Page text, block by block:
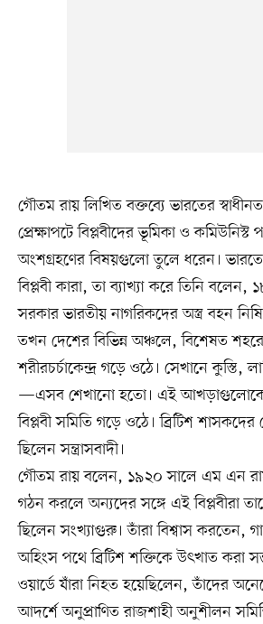
গৌতম রায় লিখিত বক্তব্যে ভারতের
প্রেক্ষাপটে বিপ্লবীদের ভূমিকা ও কমিউনিস্ট
অংশগ্রহণের বিষয়গুলো তুলে ধরেন। ভারতের
বিপ্লবী কারা, তা ব্যাখ্যা করে তিনি বলেন,
সরকার ভারতীয় নাগরিকদের অস্ত্র বহন
তখন দেশের বিভিন্ন অঞ্চলে, বিশেষত
শরীরচর্চাকেন্দ্র গড়ে ওঠে। সেখানে কুস্তি,
—এসব শেখানো হতো। এই আখড়াগুলোকে
বিপ্লবী সমিতি গড়ে ওঠে। ব্রিটিশ শাসকদের
ছিলেন সন্ত্রাসবাদী।
গৌতম রায় বলেন, ১৯২০ সালে এম এন রায়
গঠন করলে অন্যদের সঙ্গে এই বিপ্লবীরা
ছিলেন সংখ্যাগুরু। তাঁরা বিশ্বাস করতেন,
অহিংস পথে ব্রিটিশ শক্তিকে উৎখাত করা
ওয়ার্ডে যাঁরা নিহত হয়েছিলেন, তাঁদের
আদর্শে অনুপ্রাণিত রাজশাহী অনুশীলন